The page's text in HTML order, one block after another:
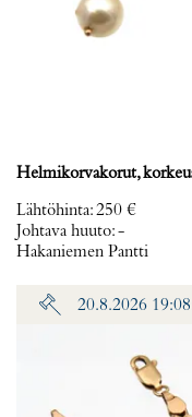
Helmikorvakorut,
Lähtöhinta:250 €
Johtava huuto:-
Hakaniemen Pantti
20.8.2026